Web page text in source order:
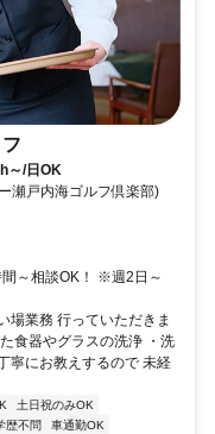
～/日OK
瀬戸内海ゴルフ倶楽部)
～相談OK！ ※週2日～
場業務 行っていただきま
食器やグラスの洗浄 ・洗
寧にお教えするので 未経
土日祝のみOK
歴不問
車通勤OK